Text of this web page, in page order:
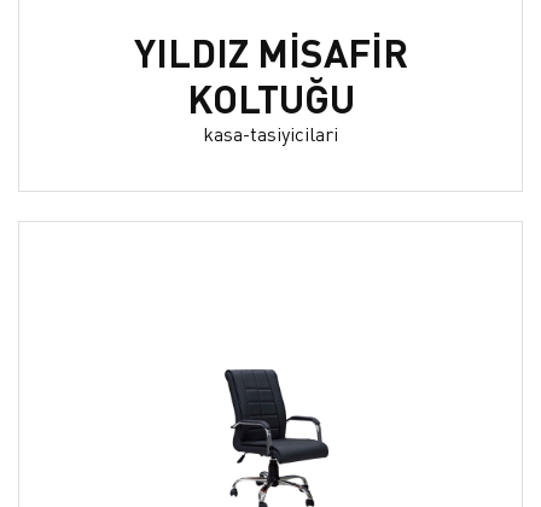
YILDIZ MİSAFİR
KOLTUĞU
kasa-tasiyicilari